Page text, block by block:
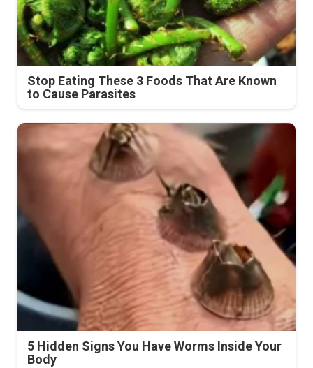
Stop Eating These 3 Foods That Are Known
to Cause Parasites
5 Hidden Signs You Have Worms Inside Your
Body